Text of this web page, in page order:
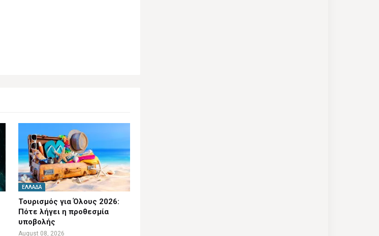
ΕΛΛΆΔΑ
Τουρισμός για Όλους 2026:
Πότε λήγει η προθεσμία
υποβολής
August 08, 2026